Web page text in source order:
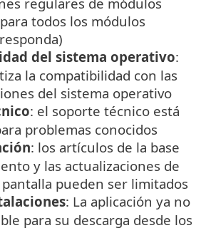
todos los módulos
del sistema operativo:
la compatibilidad con las
del sistema operativo
: el soporte técnico está
problemas conocidos
: los artículos de la base
y las actualizaciones de
pueden ser limitados
: La aplicación ya no
para su descarga desde los